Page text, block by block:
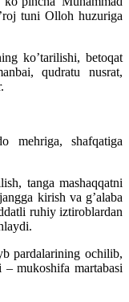
tuni Olloh huzuriga
ko’tarilishi, betoqat
qudratu nusrat,
mehriga, shafqatiga
tanga mashaqqatni
kirish va g’alaba
ruhiy iztiroblardan
pardalarining ochilib,
mukoshifa martabasi